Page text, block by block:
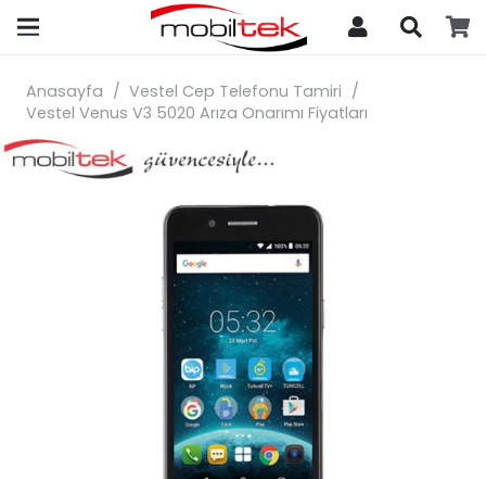
Anasayfa / Vestel Cep Telefonu Tamiri /
Vestel Venus V3 5020 Arıza Onarımı Fiyatları